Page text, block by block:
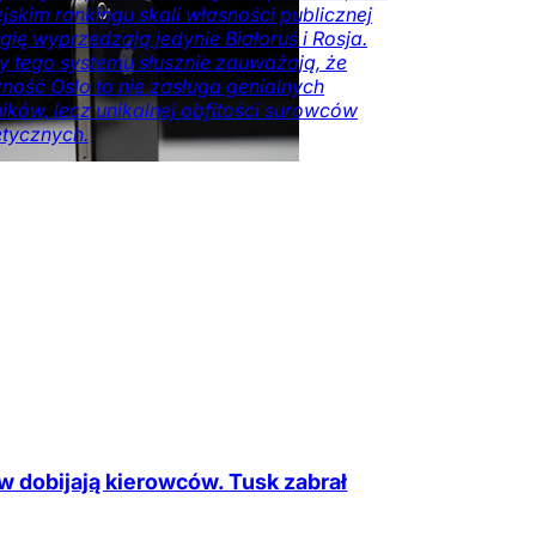
rankingu skali własności publicznej
wyprzedzają jedynie Białoruś i Rosja.
tego systemu słusznie zauważają, że
Oslo to nie zasługa genialnych
lecz unikalnej obfitości surowców
dobijają kierowców. Tusk zabrał